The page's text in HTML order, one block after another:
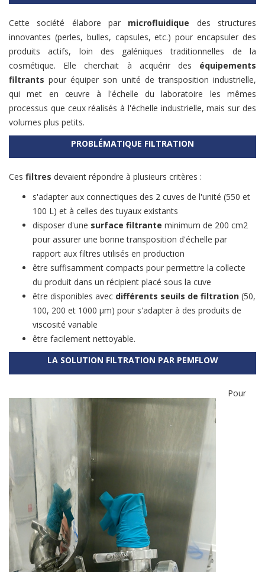
Cette société élabore par microfluidique des structures
innovantes (perles, bulles, capsules, etc.) pour encapsuler des
produits actifs, loin des galéniques traditionnelles de la
cosmétique. Elle cherchait à acquérir des équipements
filtrants pour équiper son unité de transposition industrielle,
qui met en œuvre à l'échelle du laboratoire les mêmes
processus que ceux réalisés à l'échelle industrielle, mais sur des
volumes plus petits.
PROBLÉMATIQUE FILTRATION
Ces filtres devaient répondre à plusieurs critères :
s'adapter aux connectiques des 2 cuves de l'unité (550 et
100 L) et à celles des tuyaux existants
disposer d'une surface filtrante minimum de 200 cm2
pour assurer une bonne transposition d'échelle par
rapport aux filtres utilisés en production
être suffisamment compacts pour permettre la collecte
du produit dans un récipient placé sous la cuve
être disponibles avec différents seuils de filtration (50,
100, 200 et 1000 µm) pour s'adapter à des produits de
viscosité variable
être facilement nettoyable.
LA SOLUTION FILTRATION PAR PEMFLOW
Pour